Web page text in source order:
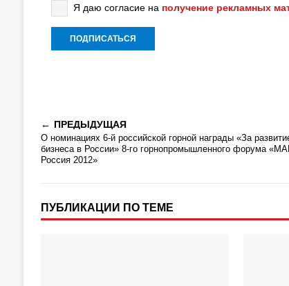
Я даю согласие на получение рекламных
ПРЕДЫДУЩАЯ
О номинациях 6-й российской горной награды «За
бизнеса в России» 8-го горнопромышленного форума
Россия 2012»
ПУБЛИКАЦИИ ПО ТЕМЕ